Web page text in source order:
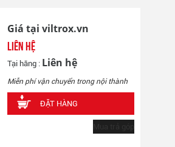
Giá tại viltrox.vn
Liên hệ
Tại hãng : Liên hệ
Miễn phí vận chuyển trong nội thành
ĐẶT HÀNG